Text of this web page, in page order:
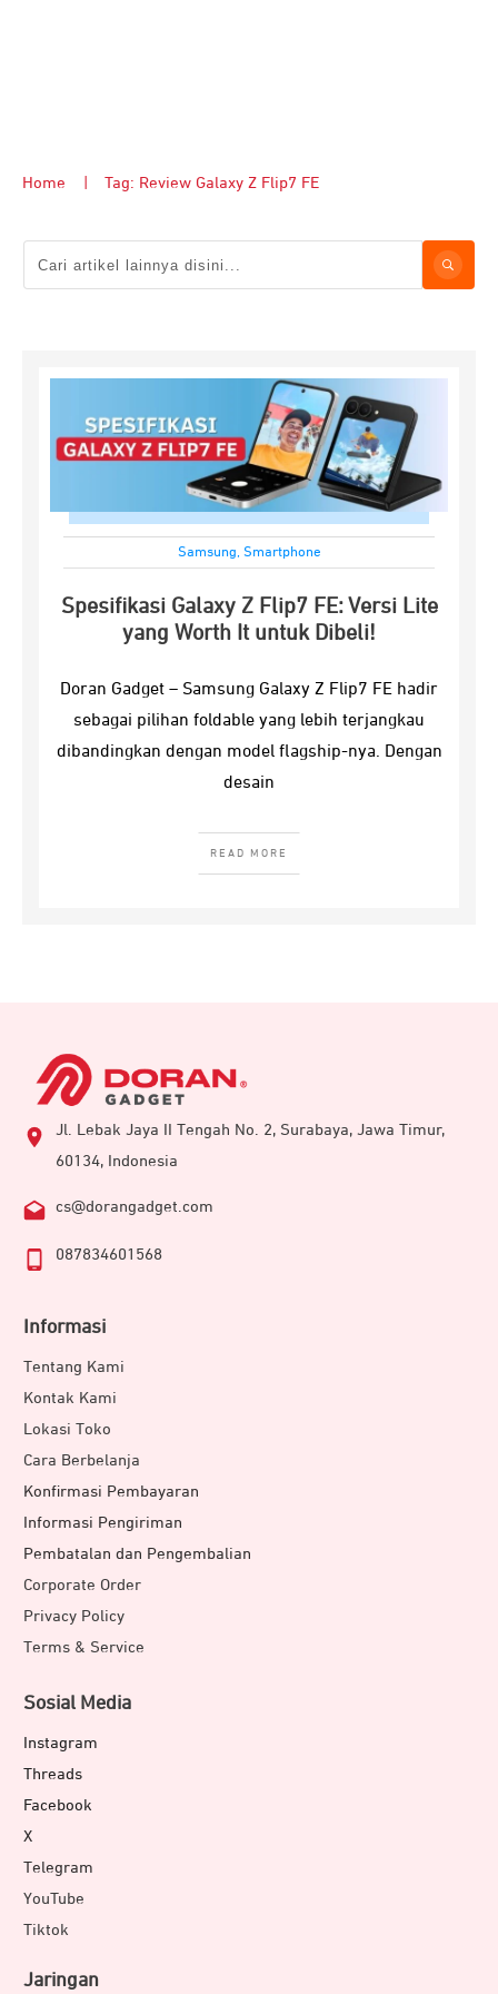
Home Tag: Review Galaxy Z Flip7 FE
Samsung, Smartphone
Spesifikasi Galaxy Z Flip7 FE: Versi Lite
yang Worth It untuk Dibeli!
Doran Gadget – Samsung Galaxy Z Flip7 FE hadir
sebagai pilihan foldable yang lebih terjangkau
dibandingkan dengan model flagship-nya. Dengan
desain
READ MORE
Jl. Lebak Jaya II Tengah No. 2, Surabaya, Jawa Timur,
60134, Indonesia
cs@dorangadget.com
087834601568
Informasi
Tentang Kami
Kontak Kami
Lokasi Toko
Cara Berbelanja
Konfirmasi Pembayaran
Informasi Pengiriman
Pembatalan dan Pengembalian
Corporate Order
Privacy Policy
Terms & Service
Sosial Media
Instagram
Threads
Facebook
X
Telegram
YouTube
Tiktok
Jaringan